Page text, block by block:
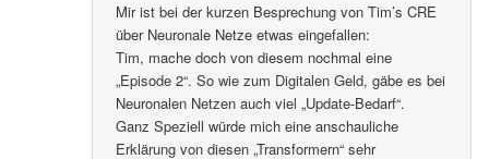
Mir ist bei der kurzen Besprechung von Tim’s CRE
über Neuronale Netze etwas eingefallen:
Tim, mache doch von diesem nochmal eine
„Episode 2“. So wie zum Digitalen Geld, gäbe es bei
Neuronalen Netzen auch viel „Update-Bedarf“.
Ganz Speziell würde mich eine anschauliche
Erklärung von diesen „Transformern“ sehr